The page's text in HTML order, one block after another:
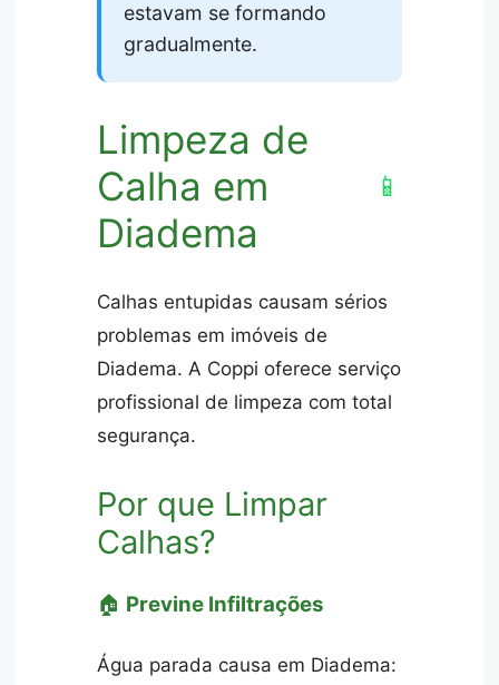
estavam se formando
gradualmente.
Limpeza de
Calha em
Diadema
📱
Calhas entupidas causam sérios
problemas em imóveis de
Diadema. A Coppi oferece serviço
profissional de limpeza com total
segurança.
Por que Limpar
Calhas?
🏠 Previne Infiltrações
Água parada causa em Diadema: